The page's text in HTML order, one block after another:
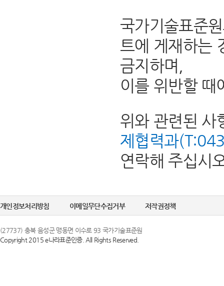
국가기술표준
트에 게재하는
금지하며,
이를 위반할 때
위와 관련된 사
제협력과
연락해 주십시
개인정보처리방침 이메일무단수집거부 저작권정책
(27737) 충북 음성군 맹동면 이수로 93 국가기술표준원
Copyright 2015 e나라표준인증. All Rights Reserved.